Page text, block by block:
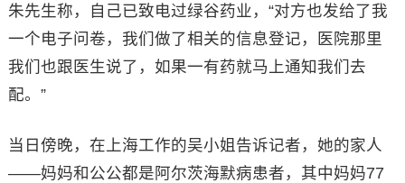
朱先生称，自己已致电过绿谷药业，“对方也发给了我
一个电子问卷，我们做了相关的信息登记，医院那里
我们也跟医生说了，如果一有药就马上通知我们去
配。”
当日傍晚，在上海工作的吴小姐告诉记者，她的家人
——妈妈和公公都是阿尔茨海默病患者，其中妈妈77